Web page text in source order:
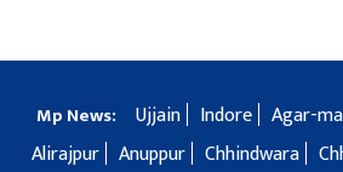
Mp News: Ujjain Indore Agar-
Alirajpur Anuppur Chhindwara